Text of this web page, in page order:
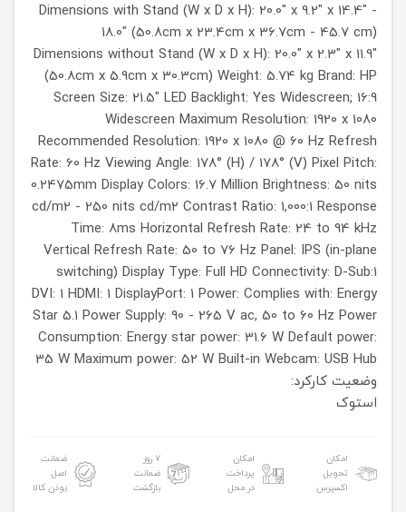
Dimensions with Stand (W x D x H): 20.0" x 9.2" x 14.4" -
18.0" (50.8cm x 23.4cm x 36.7cm - 45.7 cm)
Dimensions without Stand (W x D x H): 20.0" x 2.3" x 11.9"
(50.8cm x 5.9cm x 30.3cm) Weight: 5.74 kg Brand: HP
Screen Size: 21.5" LED Backlight: Yes Widescreen; 16:9
Widescreen Maximum Resolution: 1920 x 1080
Recommended Resolution: 1920 x 1080 @ 60 Hz Refresh
Rate: 60 Hz Viewing Angle: 178° (H) / 178° (V) Pixel Pitch:
0.2475mm Display Colors: 16.7 Million Brightness: 50 nits
cd/m2 - 250 nits cd/m2 Contrast Ratio: 1,000:1 Response
Time: 8ms Horizontal Refresh Rate: 24 to 94 kHz
Vertical Refresh Rate: 50 to 76 Hz Panel: IPS (in-plane
switching) Display Type: Full HD Connectivity: D-Sub:1
DVI: 1 HDMI: 1 DisplayPort: 1 Power: Complies with: Energy
Star 5.1 Power Supply: 90 - 265 V ac, 50 to 60 Hz Power
Consumption: Energy star power: 31.6 W Default power:
35 W Maximum power: 52 W Built-in Webcam: USB Hub
وضعیت کارکرد:
استوک
امکان
تحویل
اکسپرس
امکان
پرداخت
در محل
۷ روز
ضمانت
بازگشت
ضمانت
اصل
بودن کالا